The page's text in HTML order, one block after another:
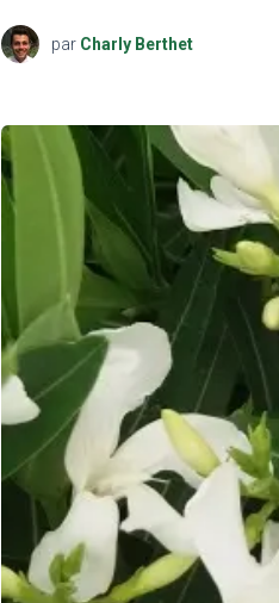
par Charly Berthet